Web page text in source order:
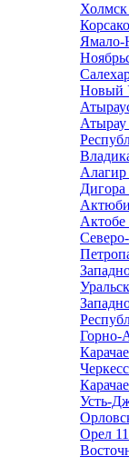
Холмск
Ямало-
Новый
Атырау
Алагир
Дигора
Актобе
Уральск
Горно-
Усть-
Орел 11